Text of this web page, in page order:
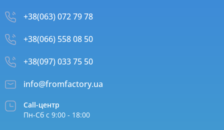
+38(063) 072 79 78
+38(066) 558 08 50
+38(097) 033 75 50
info@fromfactory.ua
Call-центр
Пн-Сб с 9:00 - 18:00